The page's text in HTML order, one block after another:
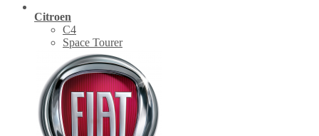
Citroen
C4
Space Tourer